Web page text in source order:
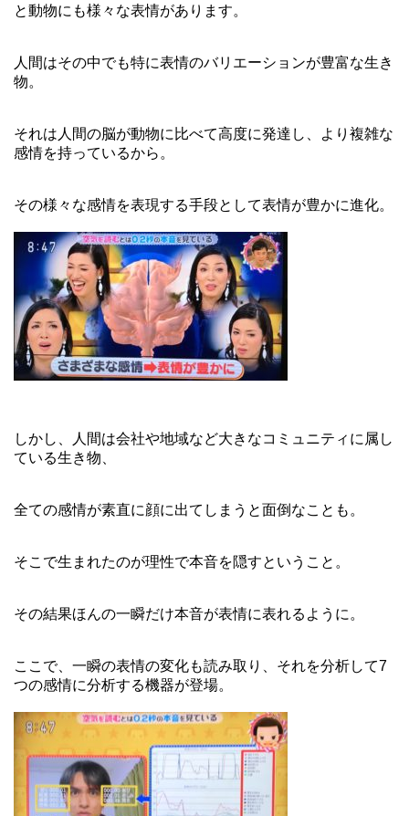
と動物にも様々な表情があります。
人間はその中でも特に表情のバリエーションが豊富な生き
物。
それは人間の脳が動物に比べて高度に発達し、より複雑な
感情を持っているから。
その様々な感情を表現する手段として表情が豊かに進化。
しかし、人間は会社や地域など大きなコミュニティに属し
ている生き物、
全ての感情が素直に顔に出てしまうと面倒なことも。
そこで生まれたのが理性で本音を隠すということ。
その結果ほんの一瞬だけ本音が表情に表れるように。
ここで、一瞬の表情の変化も読み取り、それを分析して7
つの感情に分析する機器が登場。